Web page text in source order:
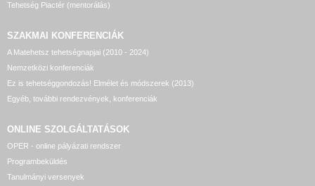
Tehetség Piactér (mentorálás)
SZAKMAI KONFERENCIÁK
A Matehetsz tehetségnapjai (2010 - 2024)
Nemzetközi konferenciák
Ez is tehetséggondozás! Elmélet és módszerek (2013)
Egyéb, további rendezvények, konferenciák
ONLINE SZOLGÁLTATÁSOK
OPER - online pályázati rendszer
Programbeküldés
Tanulmányi versenyek